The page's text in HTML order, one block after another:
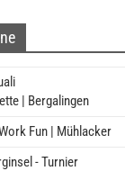
| Bergalingen
Fun | Mühlacker
- Turnier